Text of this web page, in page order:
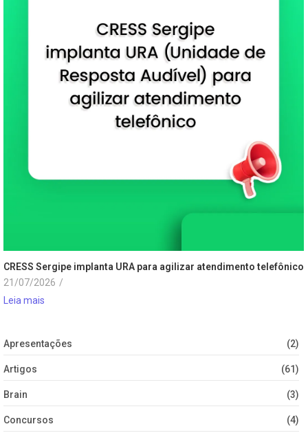
CRESS Sergipe implanta URA para agilizar atendimento telefônico
21/07/2026 /
Leia mais
Apresentações (2)
Artigos (61)
Brain (3)
Concursos (4)